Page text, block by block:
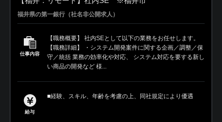
福井県の第一銀行（社名非公開求人）
仕事内容
【職務概要】 社内SEとして以下の業務をお任せします。
【職務詳細】 ・システム開発案件に関する企画／調整／保
守／統括 業務の効率化や対応、 システム対応を要する新し
い商品の開発など 様...
給与
■経験、スキル、年齢を考慮の上、同社規定により優遇